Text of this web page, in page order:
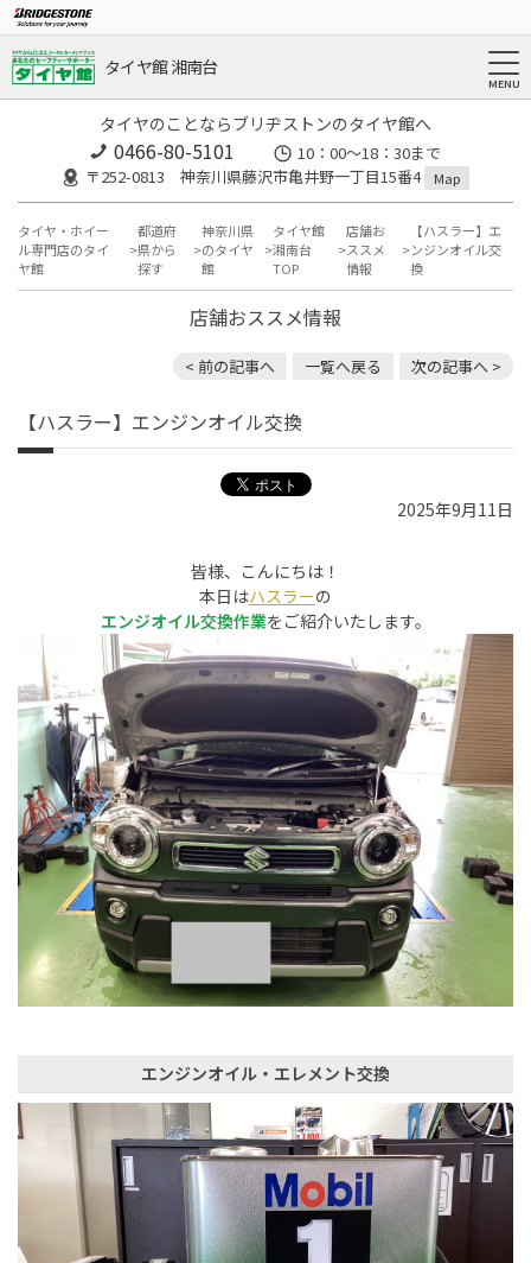
タイヤ館 湘南台
タイヤのことならブリヂストンのタイヤ館へ
0466-80-5101
10：00～18：30まで
〒252-0813 神奈川県藤沢市亀井野一丁目15番4
Map
タイヤ・ホイー
ル専門店のタイ
ヤ館
都道府
県から
探す
神奈川県
のタイヤ
館
タイヤ館
湘南台
TOP
店舗お
ススメ
情報
【ハスラー】エ
ンジンオイル交
換
店舗おススメ情報
< 前の記事へ 一覧へ戻る 次の記事へ >
【ハスラー】エンジンオイル交換
2025年9月11日
皆様、こんにちは！
本日はハスラーの
エンジオイル交換作業をご紹介いたします。
エンジンオイル・エレメント交換